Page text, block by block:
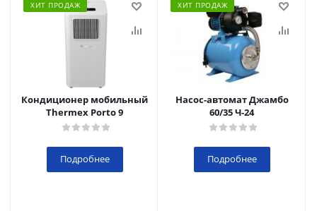
ХИТ ПРОДАЖ
Кондиционер мобильный
Thermex Porto 9
Подробнее
ХИТ ПРОДАЖ
Насос-автомат Джамбо
60/35 Ч-24
Подробнее